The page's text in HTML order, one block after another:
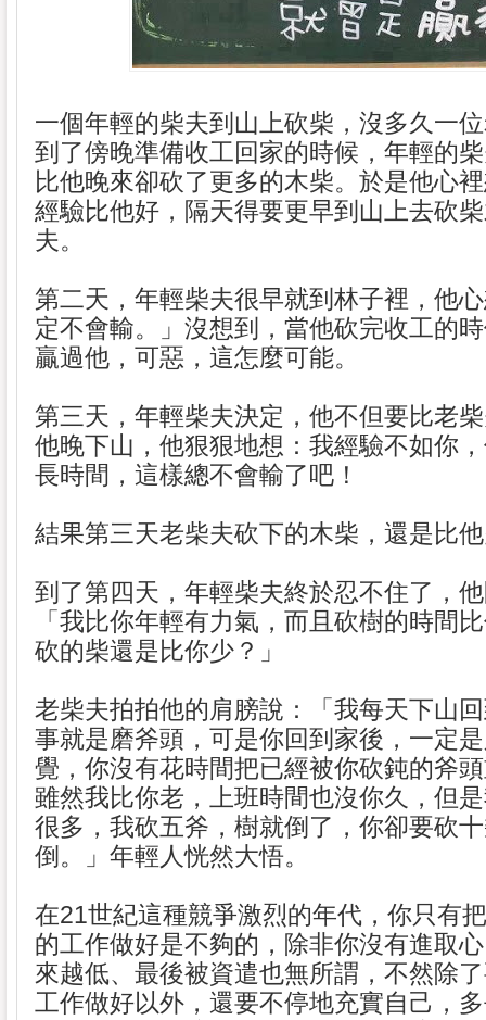
一個年輕的柴夫到山上砍柴，沒多久一
到了傍晚準備收工回家的時候，年輕的
比他晚來卻砍了更多的木柴。於是他心
經驗比他好，隔天得要更早到山上去砍
夫。
第二天，年輕柴夫很早就到林子裡，他
定不會輸。」沒想到，當他砍完收工的
贏過他，可惡，這怎麼可能。
第三天，年輕柴夫決定，他不但要比老
他晚下山，他狠狠地想：我經驗不如你
長時間，這樣總不會輸了吧！
結果第三天老柴夫砍下的木柴，還是比
到了第四天，年輕柴夫終於忍不住了，
「我比你年輕有力氣，而且砍樹的時間
砍的柴還是比你少？」
老柴夫拍拍他的肩膀說：「我每天下山
事就是磨斧頭，可是你回到家後，一定
覺，你沒有花時間把已經被你砍鈍的斧
雖然我比你老，上班時間也沒你久，但
很多，我砍五斧，樹就倒了，你卻要砍
倒。」年輕人恍然大悟。
在21世紀這種競爭激烈的年代，你只有
的工作做好是不夠的，除非你沒有進取
來越低、最後被資遣也無所謂，不然除
工作做好以外，還要不停地充實自己，